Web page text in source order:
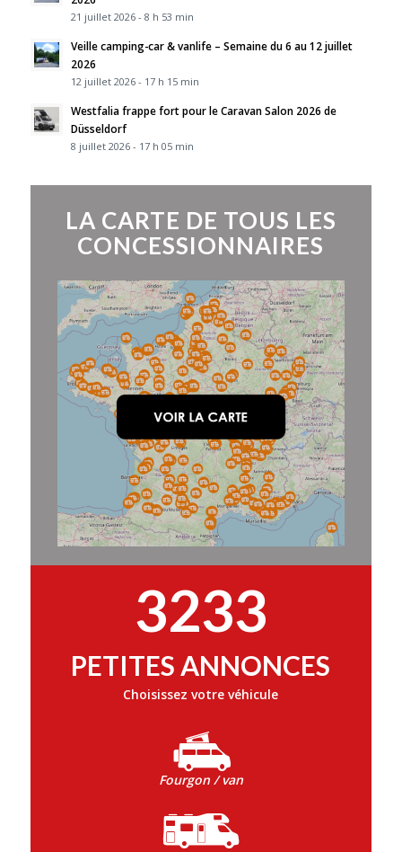
21 juillet 2026 - 8 h 53 min
Veille camping-car & vanlife – Semaine du 6 au 12 juillet
2026
12 juillet 2026 - 17 h 15 min
Westfalia frappe fort pour le Caravan Salon 2026 de
Düsseldorf
8 juillet 2026 - 17 h 05 min
LA CARTE DE TOUS LES
CONCESSIONNAIRES
3233
PETITES ANNONCES
Choisissez votre véhicule
Fourgon / van